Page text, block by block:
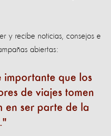
y recibe noticias, consejos e
abiertas:
importante que los
de viajes tomen
en ser parte de la